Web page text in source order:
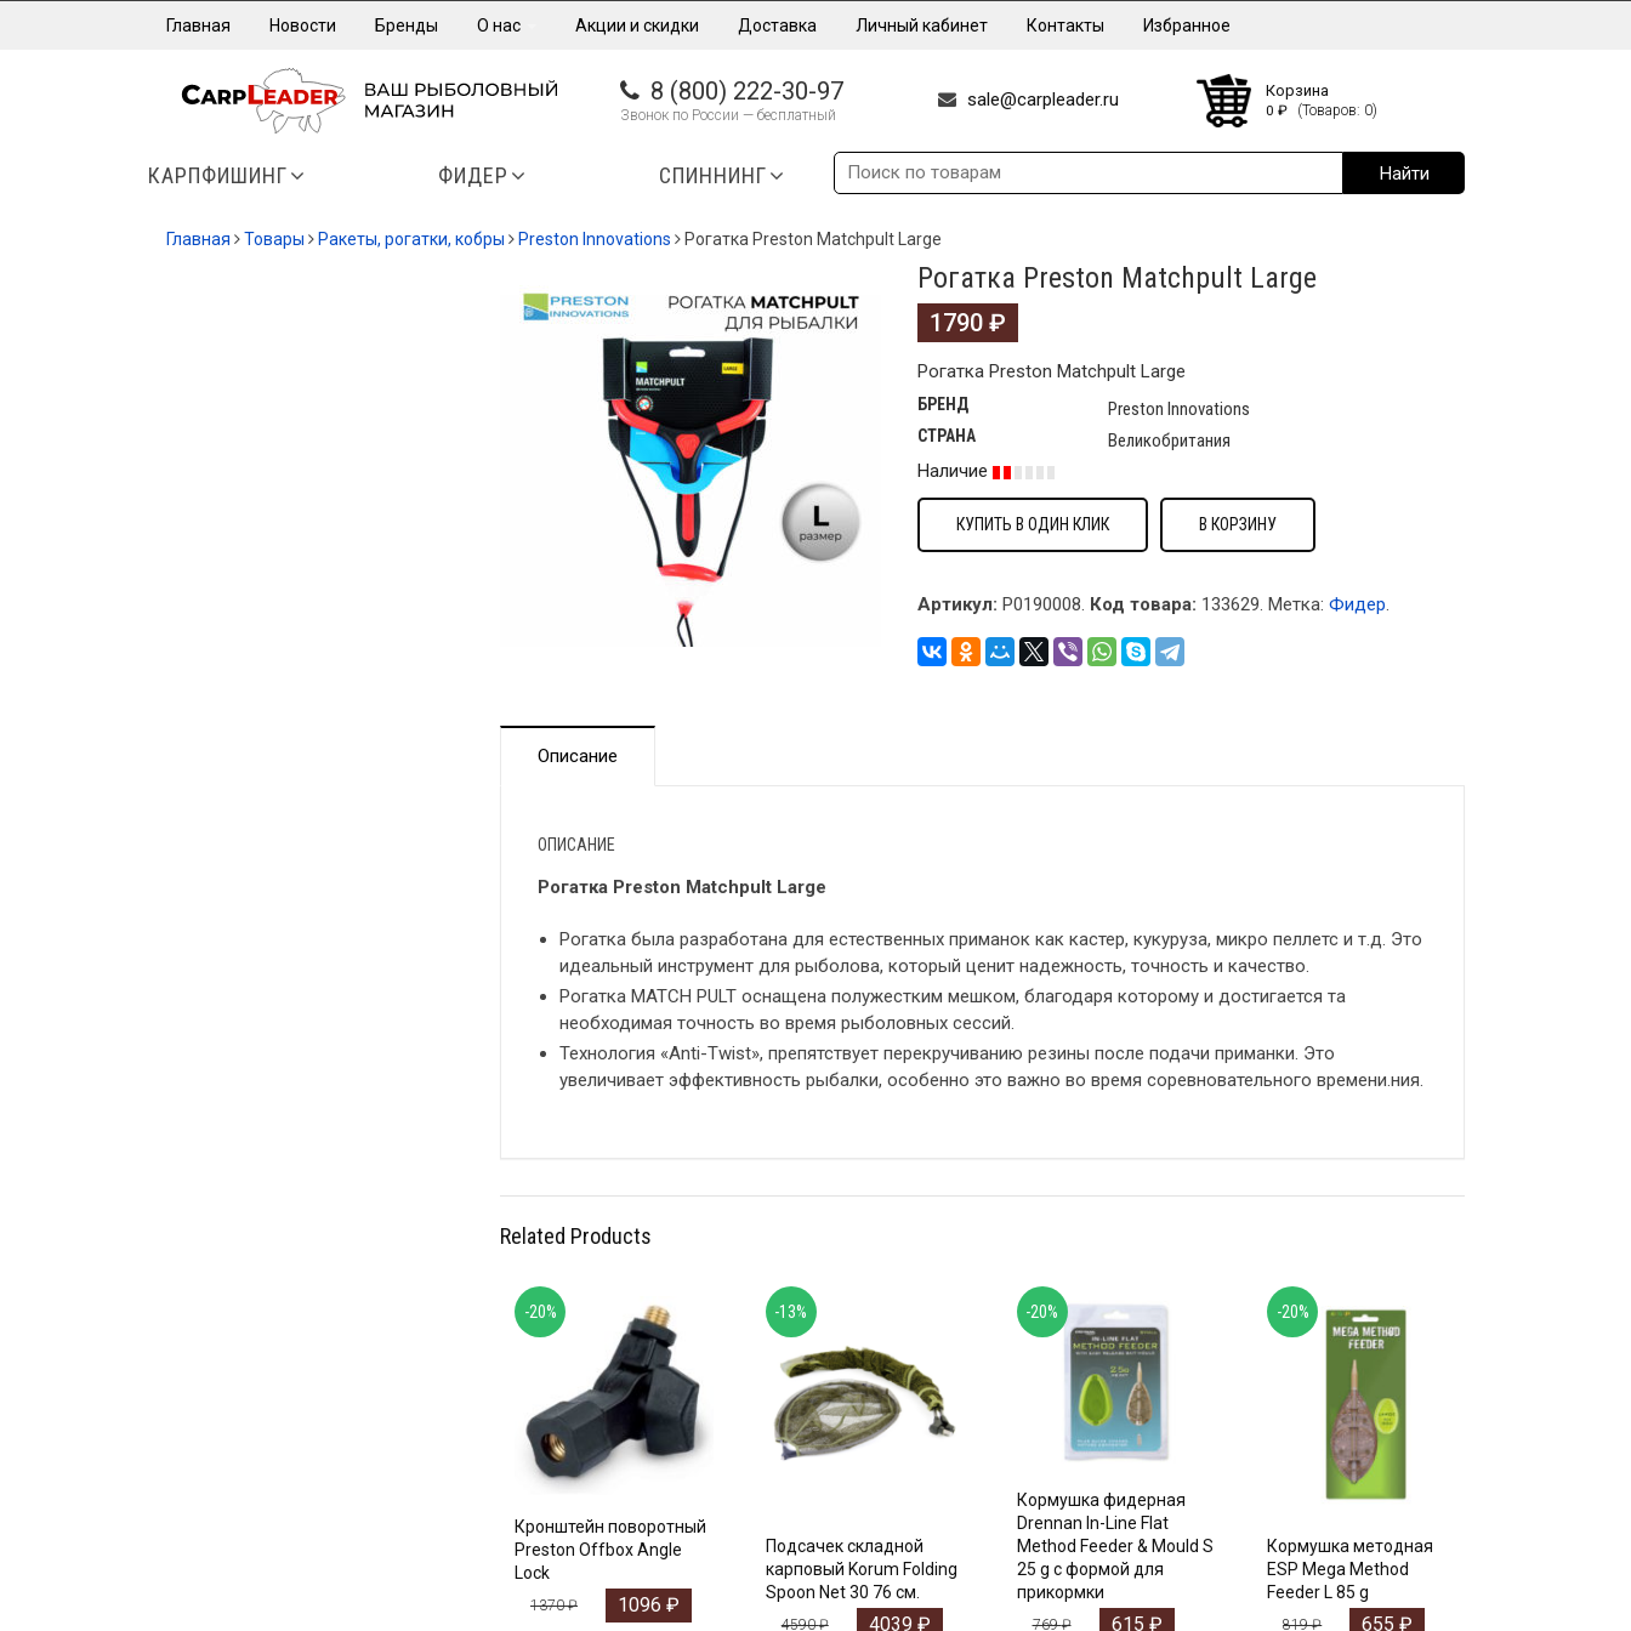
Главная Новости Бренды О нас Акции и скидки Доставка Личный кабинет Контакты Избранное
8 (800) 222-30-97
Звонок по России — бесплатный
sale@carpleader.ru Корзина
0 ₽ (Товаров: 0)
КАРПФИШИНГ ФИДЕР СПИННИНГ
Главная Товары Ракеты, рогатки, кобры Preston Innovations Рогатка Preston Matchpult Large
Рогатка Preston Matchpult Large
1790 ₽
Рогатка Preston Matchpult Large
БРЕНД Preston Innovations
СТРАНА
Великобритания
Наличие
КУПИТЬ В ОДИН КЛИК В КОРЗИНУ
Артикул: P0190008. Код товара: 133629. Метка: Фидер.
Описание
ОПИСАНИЕ
Рогатка Preston Matchpult Large
Рогатка была разработана для естественных приманок как кастер, кукуруза, микро пеллетс и т.д. Это
идеальный инструмент для рыболова, который ценит надежность, точность и качество.
Рогатка MATCH PULT оснащена полужестким мешком, благодаря которому и достигается та
необходимая точность во время рыболовных сессий.
Технология «Anti-Twist», препятствует перекручиванию резины после подачи приманки. Это
увеличивает эффективность рыбалки, особенно это важно во время соревновательного времени.ния.
Related Products
Кронштейн поворотный
Preston Offbox Angle
Lock
1370₽ 1096 ₽
-20%
Подсачек складной
карповый Korum Folding
Spoon Net 30 76 см.
4590₽ 4039 ₽
-13%
Кормушка фидерная
Drennan In-Line Flat
Method Feeder & Mould S
25 g с формой для
прикормки
769₽ 615 ₽
-20%
Кормушка методная
ESP Mega Method
Feeder L 85 g
819₽ 655₽
-20%